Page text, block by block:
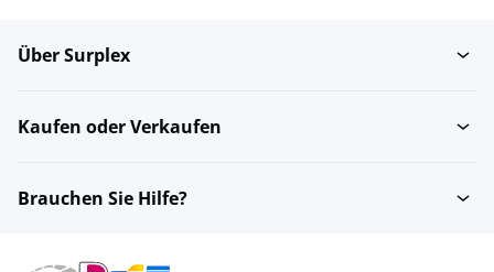
Über Surplex
Kaufen oder Verkaufen
Brauchen Sie Hilfe?